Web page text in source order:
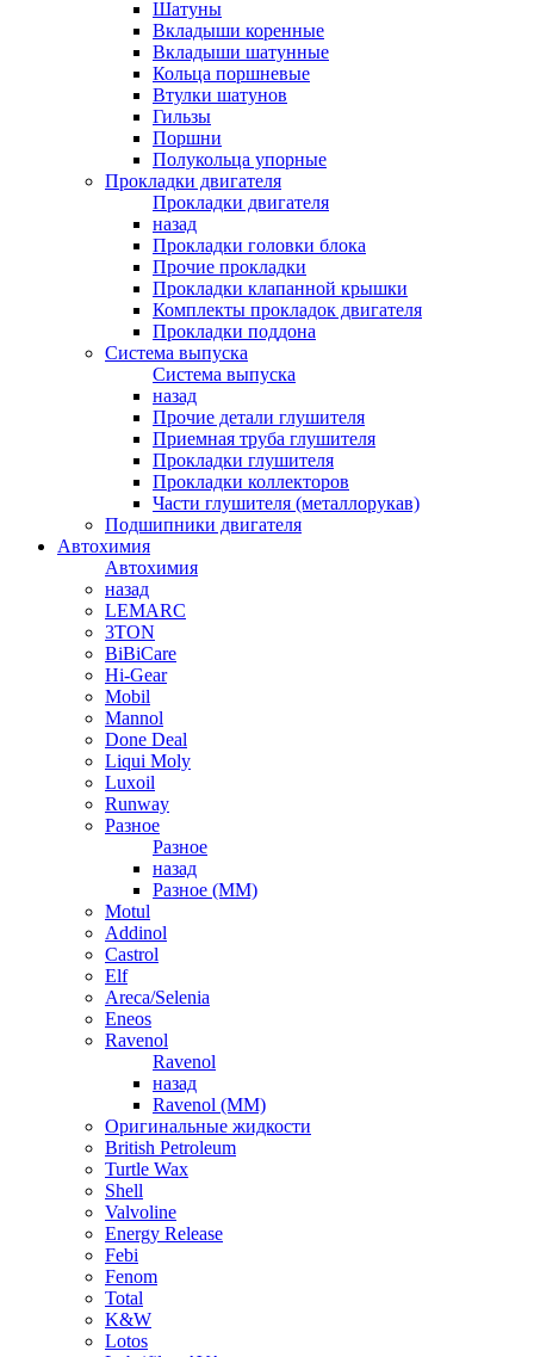
Шатуны
Вкладыши коренные
Вкладыши шатунные
Кольца поршневые
Втулки шатунов
Гильзы
Поршни
Полукольца упорные
Прокладки двигателя
Прокладки двигателя
назад
Прокладки головки блока
Прочие прокладки
Прокладки клапанной крышки
Комплекты прокладок двигателя
Прокладки поддона
Система выпуска
Система выпуска
назад
Прочие детали глушителя
Приемная труба глушителя
Прокладки глушителя
Прокладки коллекторов
Части глушителя (металлорукав)
Подшипники двигателя
Автохимия
Автохимия
назад
LEMARC
3TON
BiBiCare
Hi-Gear
Mobil
Mannol
Done Deal
Liqui Moly
Luxoil
Runway
Разное
Разное
назад
Разное (ММ)
Motul
Addinol
Castrol
Elf
Areca/Selenia
Eneos
Ravenol
Ravenol
назад
Ravenol (ММ)
Оригинальные жидкости
British Petroleum
Turtle Wax
Shell
Valvoline
Energy Release
Febi
Fenom
Total
K&W
Lotos